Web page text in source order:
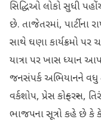
સિદ્ધિઓ લોકો સુધી
છે. તાજેતરમાં, પાર્ટીના
સાથે ઘણા કાર્યક્રમો પર
યાત્રા પર ખાસ ધ્‍યાન
જનસંપર્ક અભિયાનને વધુ
વર્કશોપ, પ્રેસ કોન્‍ફરન્‍સ,
ભાજપના સૂત્રો કહે છે કે